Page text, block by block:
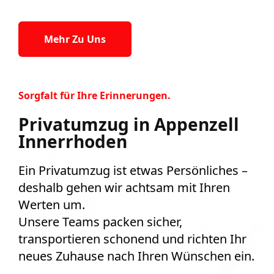
Mehr Zu Uns
Sorgfalt für Ihre Erinnerungen.
Privatumzug in Appenzell
Innerrhoden
Ein Privatumzug ist etwas Persönliches –
deshalb gehen wir achtsam mit Ihren
Werten um.
Unsere Teams packen sicher,
transportieren schonend und richten Ihr
neues Zuhause nach Ihren Wünschen ein.